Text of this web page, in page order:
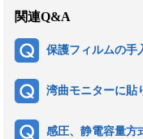
関連Q&A
保護フィルムの手
湾曲モニターに貼
感圧、静電容量方